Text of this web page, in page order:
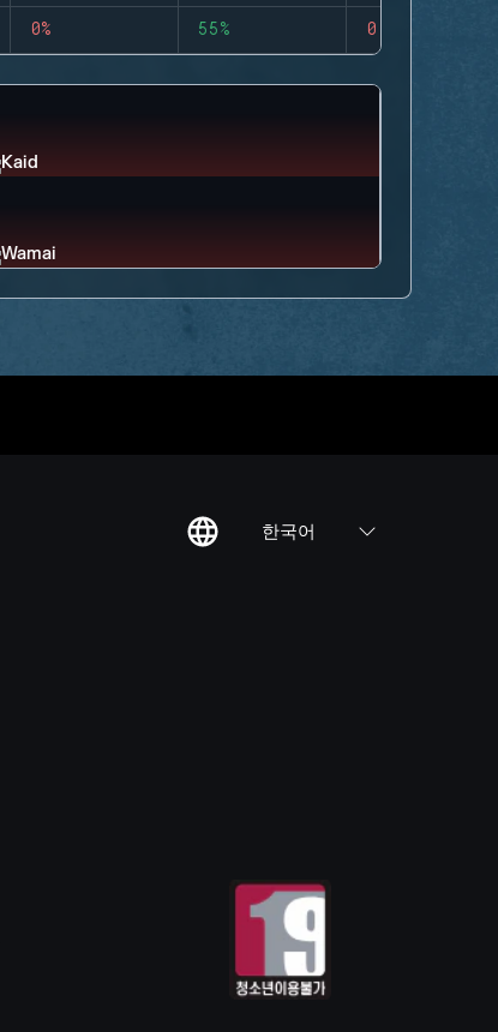
0% 55% 0
한국어